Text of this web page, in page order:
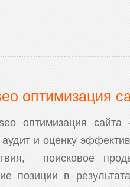
оптимизация
оптимизация
и оценку
поисковое
в